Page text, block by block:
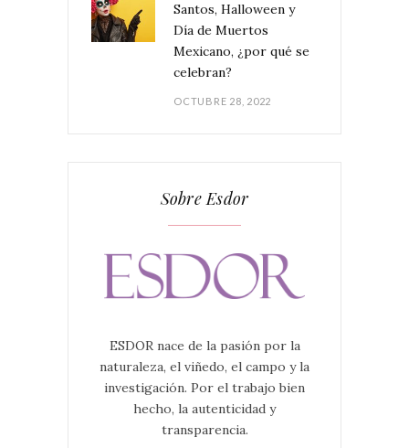
Santos, Halloween y
Día de Muertos
Mexicano, ¿por qué se
celebran?
OCTUBRE 28, 2022
Sobre Esdor
ESDOR nace de la pasión por la
naturaleza, el viñedo, el campo y la
investigación. Por el trabajo bien
hecho, la autenticidad y
transparencia.